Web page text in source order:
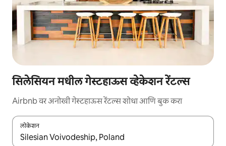
सिलेसियन मधील गेस्टहाऊस व्हेकेशन रेंटल्स
Airbnb वर अनोखी गेस्टहाऊस रेंटल्स शोधा आणि बुक करा
लोकेशन
जेव्हा परिणाम उपलब्ध असतील, तेव्हा वरच्या आणि खाली बाणांच्या किजसह